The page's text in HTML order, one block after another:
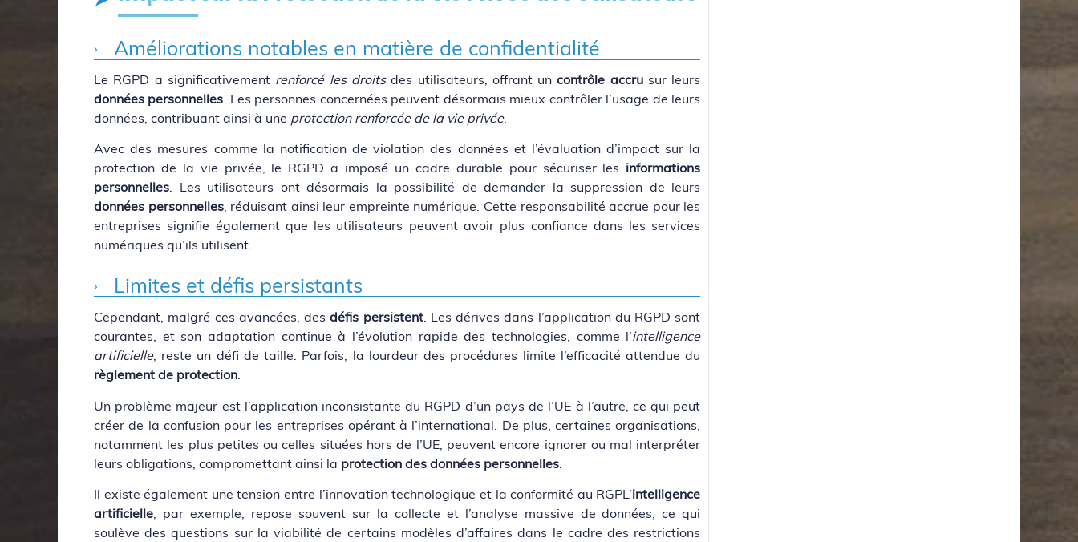
Améliorations notables en matière de confidentialité
Le RGPD a significativement renforcé les droitsdes utilisateurs, offrant uncontrôle accrusur leurs
données personnelles . Les personnes concernées peuvent désormais mieux contrôler l’usage de leurs
données, contribuant ainsi à une protection renforcée de la vie privée.
Avec des mesures comme la notification de violation des données et l’évaluation d’impact sur la
protection de la vie privée, le RGPD a imposé un cadre durable pour sécuriser les informations
personnelles. Les utilisateurs ont désormais la possibilité de demander la suppression de leurs
données personnelles, réduisant ainsi leur empreinte numérique. Cette responsabilité accrue pour les
entreprises signifie également que les utilisateurs peuvent avoir plus confiance dans les services
numériques qu’ils utilisent.
Limites et défis persistants
Cependant, malgré ces avancées, desdéfis persistent. Les dérives dans l’application du RGPD sont
courantes, et son adaptation continue à l’évolution rapide des technologies, comme l’intelligence
artificielle, reste un défi de taille. Parfois, la lourdeur des procédures limite l’efficacité attendue du
règlement de protection.
Un problème majeur est l’application inconsistante du RGPD d’un pays de l’UE à l’autre, ce qui peut
créer de la confusion pour les entreprises opérant à l’international. De plus, certaines organisations,
notamment les plus petites ou celles situées hors de l’UE, peuvent encore ignorer ou mal interpréter
leurs obligations, compromettant ainsi la protection des données personnelles
Il existe également une tension entre l’innovation technologique et la conformité au RGPL’intelligence
artificielle, par exemple, repose souvent sur la collecte et l’analyse massive de données, ce qui
soulève des questions sur la viabilité de certains modèles d’affaires dans le cadre des restrictions